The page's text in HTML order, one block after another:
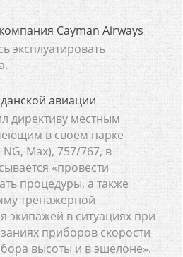
Cayman Airways
эксплуатировать
авиации
директиву местным
в своем парке
NG, Max), 757/767, в
«провести
процедуры, а также
тренажерной
экипажей в ситуациях при
приборов скорости
высоты и в эшелоне».